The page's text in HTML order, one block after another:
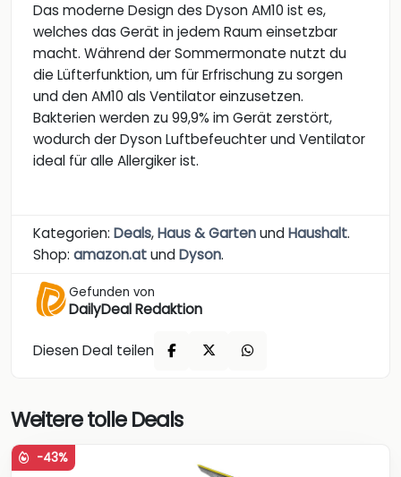
Das moderne Design des Dyson AM10 ist es,
welches das Gerät in jedem Raum einsetzbar
macht. Während der Sommermonate nutzt du
die Lüfterfunktion, um für Erfrischung zu sorgen
und den AM10 als Ventilator einzusetzen.
Bakterien werden zu 99,9% im Gerät zerstört,
wodurch der Dyson Luftbefeuchter und Ventilator
ideal für alle Allergiker ist.
Kategorien: Deals,Haus & GartenundHaushalt.
Shop: amazon.atundDyson.
Gefunden von
DailyDeal Redaktion
Diesen Deal teilen
Weitere tolle Deals
-43%